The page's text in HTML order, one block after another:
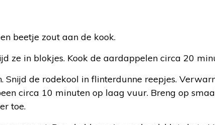
beetje zout aan de kook.
ze in blokjes. Kook de aardappelen circa 20
Snijd de rodekool in flinterdunne reepjes.
circa 10 minuten op laag vuur. Breng op
toe.